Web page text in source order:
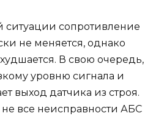
ситуации сопротивление
не меняется, однако
В свою очередь,
уровню сигнала и
выход датчика из строя.
все неисправности АБС